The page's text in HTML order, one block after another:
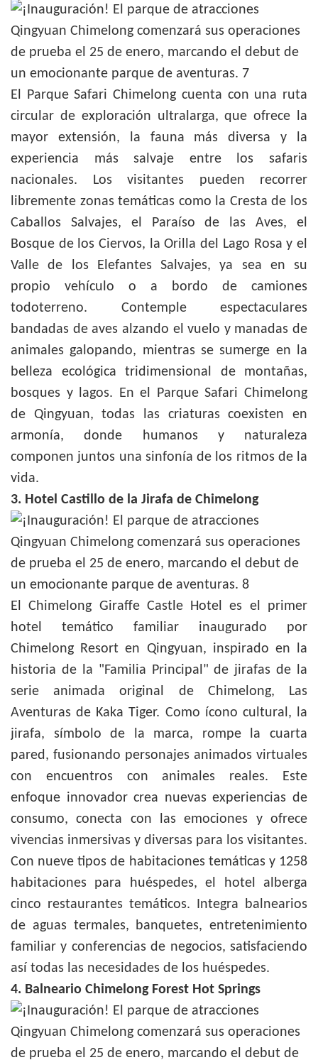
El Parque Safari Chimelong cuenta con una ruta
circular de exploración ultralarga, que ofrece la
mayor extensión, la fauna más diversa y la
experiencia más salvaje entre los safaris
nacionales. Los visitantes pueden recorrer
libremente zonas temáticas como la Cresta de los
Caballos Salvajes, el Paraíso de las Aves, el
Bosque de los Ciervos, la Orilla del Lago Rosa y el
Valle de los Elefantes Salvajes, ya sea en su
propio vehículo o a bordo de camiones
todoterreno. Contemple espectaculares
bandadas de aves alzando el vuelo y manadas de
animales galopando, mientras se sumerge en la
belleza ecológica tridimensional de montañas,
bosques y lagos. En el Parque Safari Chimelong
de Qingyuan, todas las criaturas coexisten en
armonía, donde humanos y naturaleza
componen juntos una sinfonía de los ritmos de la
vida.
3. Hotel Castillo de la Jirafa de Chimelong
El Chimelong Giraffe Castle Hotel es el primer
hotel temático familiar inaugurado por
Chimelong Resort en Qingyuan, inspirado en la
historia de la "Familia Principal" de jirafas de la
serie animada original de Chimelong, Las
Aventuras de Kaka Tiger. Como ícono cultural, la
jirafa, símbolo de la marca, rompe la cuarta
pared, fusionando personajes animados virtuales
con encuentros con animales reales. Este
enfoque innovador crea nuevas experiencias de
consumo, conecta con las emociones y ofrece
vivencias inmersivas y diversas para los visitantes.
Con nueve tipos de habitaciones temáticas y 1258
habitaciones para huéspedes, el hotel alberga
cinco restaurantes temáticos. Integra balnearios
de aguas termales, banquetes, entretenimiento
familiar y conferencias de negocios, satisfaciendo
así todas las necesidades de los huéspedes.
4. Balneario Chimelong Forest Hot Springs